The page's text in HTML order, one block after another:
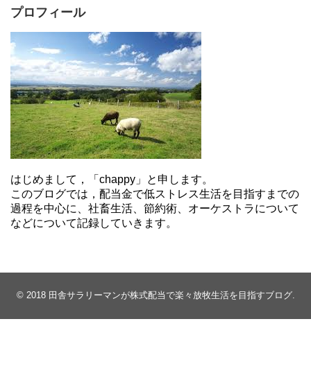
プロフィール
はじめまして，「chappy」と申します。
このブログでは，配当金で低ストレス生活を目指すまでの
過程を中心に、社畜生活、節約術、オーケストラについて
などについて記録していきます。
© 2018 田舎サラリーマンが株式配当で楽々放牧生活を目指すブログ.